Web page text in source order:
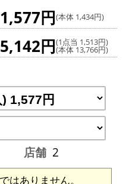
1,577円(本体 1,434円)
円(1点当 1,513円)
(本体 13,766円)
店舗 2
はありません。